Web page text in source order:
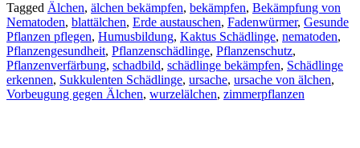
Tagged Älchen, älchen bekämpfen, bekämpfen, Bekämpfung von
Nematoden, blattälchen, Erde austauschen, Fadenwürmer, Gesunde
Pflanzen pflegen, Humusbildung, Kaktus Schädlinge, nematoden,
Pflanzengesundheit, Pflanzenschädlinge, Pflanzenschutz,
Pflanzenverfärbung, schadbild, schädlinge bekämpfen, Schädlinge
erkennen, Sukkulenten Schädlinge, ursache, ursache von älchen,
Vorbeugung gegen Älchen, wurzelälchen, zimmerpflanzen